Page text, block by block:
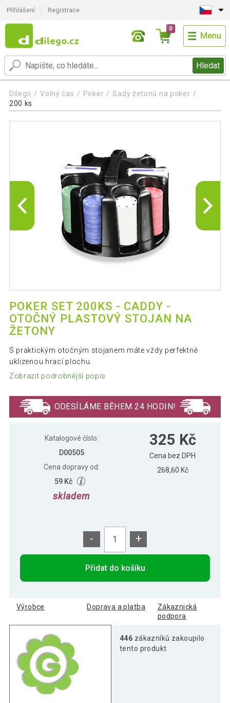
Přihlášení Registrace
Hledat
0
Menu
Dilego Volný čas Poker
Sady žetonů na poker
200 ks
POKER SET 200KS - CADDY -
OTOČNÝ PLASTOVÝ STOJAN NA
ŽETONY
S praktickým otočným stojanem máte vždy perfektně
uklizenou hrací plochu.
Zobrazit podrobnější popis
ODESÍLÁME BĚHEM 24 HODIN!
Katalogové číslo:
D00505
Cena dopravy od:
59 Kč
skladem
325 Kč
Cena bez DPH
268,60 Kč
- +
Přidat do košíku
Výrobce Doprava a platba
Zákaznická
podpora
446 zákazníků zakoupilo
tento produkt